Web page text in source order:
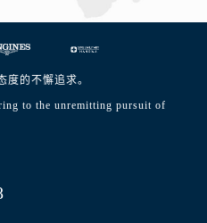
度的不懈追求。
to the unremitting pursuit of